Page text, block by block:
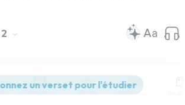
2
disponibles en vidéo pour le moment.
Commentaires Strong